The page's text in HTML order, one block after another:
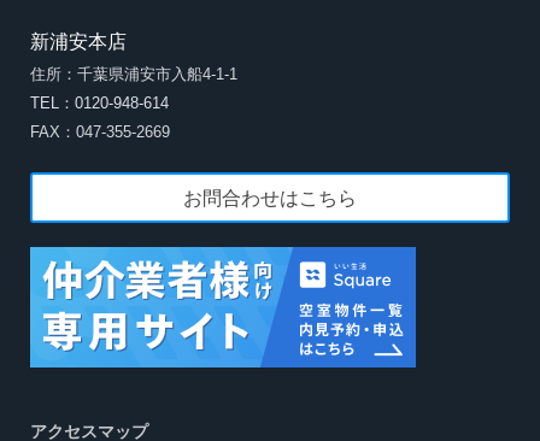
新浦安本店
住所：千葉県浦安市入船4-1-1
TEL：0120-948-614
FAX：047-355-2669
お問合わせはこちら
アクセスマップ